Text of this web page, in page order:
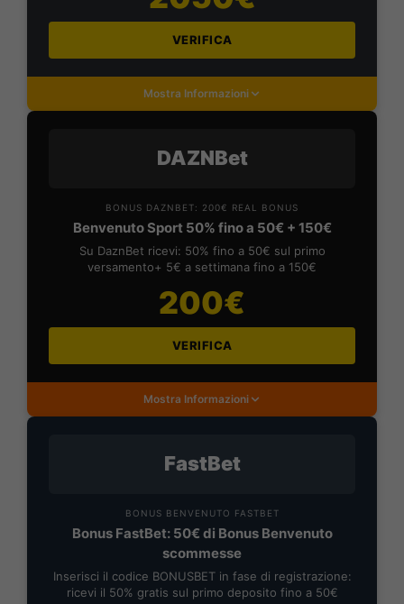
VERIFICA
Mostra Informazioni
DAZNBet
BONUS DAZNBET: 200€ REAL BONUS
Benvenuto Sport 50% fino a 50€ + 150€
Su DaznBet ricevi: 50% fino a 50€ sul primo
versamento+ 5€ a settimana fino a 150€
200€
VERIFICA
Mostra Informazioni
FastBet
BONUS BENVENUTO FASTBET
Bonus FastBet: 50€ di Bonus Benvenuto
scommesse
Inserisci il codice BONUSBET in fase di registrazione:
ricevi il 50% gratis sul primo deposito fino a 50€